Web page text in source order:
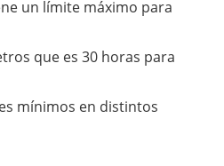
un límite máximo para
que es 30 horas para
mínimos en distintos